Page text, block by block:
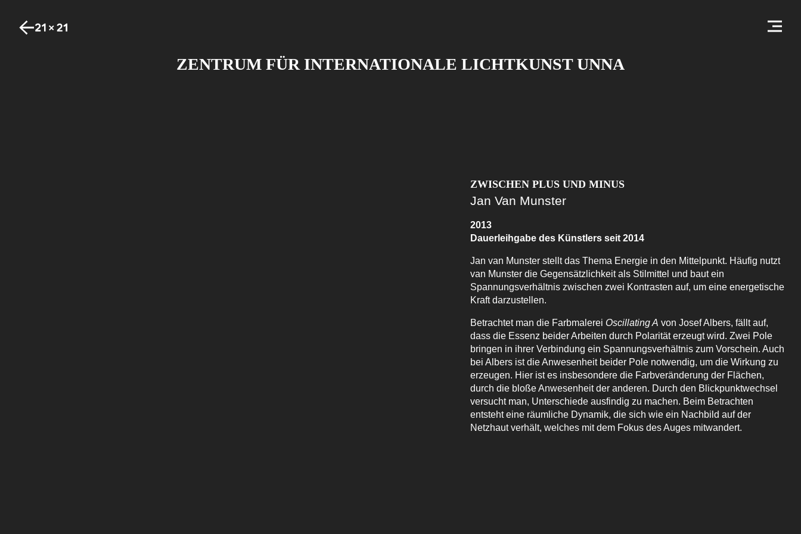
ZENTRUM FÜR INTERNATIONALE LICHTKUNST UNNA
ZWISCHEN PLUS UND MINUS
Jan Van Munster
2013
Dauerleihgabe des Künstlers seit 2014
Jan van Munster stellt das Thema Energie in den Mittelpunkt. Häufig nutzt
van Munster die Gegensätzlichkeit als Stilmittel und baut ein
Spannungsverhältnis zwischen zwei Kontrasten auf, um eine energetische
Kraft darzustellen.
Betrachtet man die Farbmalerei Oscillating A von Josef Albers, fällt auf,
dass die Essenz beider Arbeiten durch Polarität erzeugt wird. Zwei Pole
bringen in ihrer Verbindung ein Spannungsverhältnis zum Vorschein. Auch
bei Albers ist die Anwesenheit beider Pole notwendig, um die Wirkung zu
erzeugen. Hier ist es insbesondere die Farbveränderung der Flächen,
durch die bloße Anwesenheit der anderen. Durch den Blickpunktwechsel
versucht man, Unterschiede ausfindig zu machen. Beim Betrachten
entsteht eine räumliche Dynamik, die sich wie ein Nachbild auf der
Netzhaut verhält, welches mit dem Fokus des Auges mitwandert.